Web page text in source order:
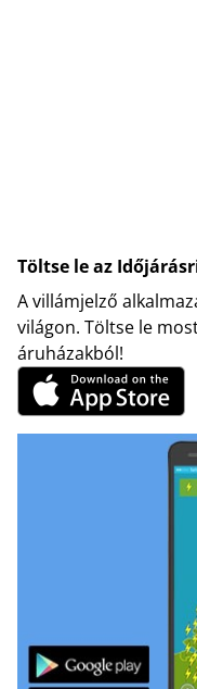
Töltse le az
A villámjelző
világon. Töltse le
áruházakból!